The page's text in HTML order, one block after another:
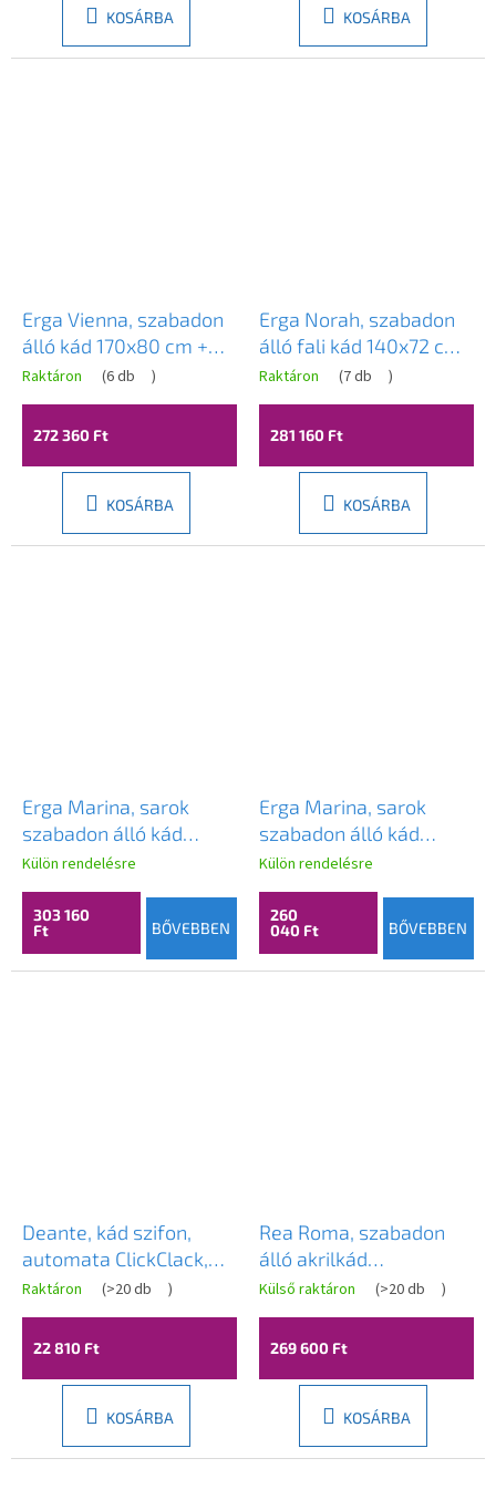
KOSÁRBA KOSÁRBA
Erga Vienna, szabadon
álló kád 170x80 cm +
lefolyódugó, fehér
fényes felülettel, ERG-
VIENNA-170080-WH-
Raktáron (6 db )
272 360 Ft
KOSÁRBA
Erga Norah, szabadon
álló fali kád 140x72 cm
+ lefolyódugó, fényes
fehér, ERG-NORAH-
140072-WH-WH
Raktáron (7 db )
281 160 Ft
KOSÁRBA
Erga Marina, sarok
szabadon álló kád
170x78 cm +
lefolyódugó, jobb oldali,
fényes fehér, ERG-
MARINA-170078R-WH-
WH
Külön rendelésre
303 160
Ft
BŐVEBBEN
Erga Marina, sarok
szabadon álló kád
140x70 cm +
lefolyódugó, bal oldali,
fényes fehér, ERG-
MARINA-140070L-WH-
WH
Külön rendelésre
260
040 Ft
BŐVEBBEN
Deante, kád szifon,
automata ClickClack,
grafit, DEA-NHC_D57B
Raktáron (>20 db )
22 810 Ft
KOSÁRBA
Rea Roma, szabadon
álló akrilkád
1700x750x595 mm,
fényes fehér, REA-
W0128
Külső raktáron (>20 db )
269 600 Ft
KOSÁRBA